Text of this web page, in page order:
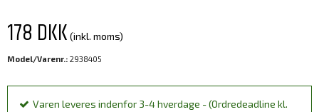
178 DKK (inkl. moms)
Model/Varenr.: 2938405
Varen leveres indenfor 3-4 hverdage - (Ordredeadline kl.